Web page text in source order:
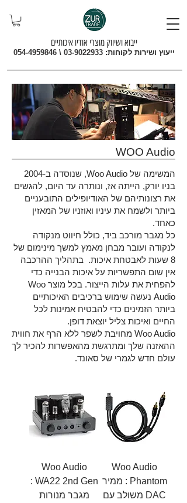
ייעוץ ושירות לקוחות: 03-9022933
\
054-4959846
ייבוא ושיווק מוצרי אודיו איכותיים
WOO Audio
המשימה של Woo Audio, שנוסדה ב-2004
בניו יורק, הייתה אז, ונותרה עד היום, להגשים
את רצונותיהם של האודיופילים התובעניים
ביותר ולשמח את עיניו ואוזניו של המאזין
כאחד.
כל מגבר מורכב ביד, כולל חיווט מנקודה
לנקודה ועובר מבחן מאמץ למשך מינימום של
8 שעות לאבטחת איכות. בתהליך ההרכבה
אין שום התפשריות על איכות הבנייה כדי
להפחית את עלות הייצור. בכל מוצר Woo
Audio נעשה שימוש ברכיבים האיכותיים
ביותר הזמינים כדי להבטיח אמינות לכל
החיים ואיכות צליל יוצאת דופן.
Woo Audio מחויבת לשפר ללא הרף את חווית
ההאזנה שלך ומתרגשת מהאפשרות להכיר לך
עולם חדש לגמרי של סאונד.
Woo Audio
Phantom : ממיר
DAC משולב עם
Woo Audio
WA22 2nd Gen :
מגבר מנורות